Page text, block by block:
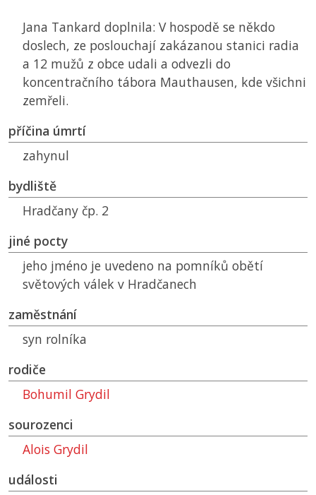
Jana Tankard doplnila: V hospodě se někdo
doslech, ze poslouchají zakázanou stanici radia
a 12 mužů z obce udali a odvezli do
koncentračního tábora Mauthausen, kde všichni
zemřeli.
příčina úmrtí
zahynul
bydliště
Hradčany čp. 2
jiné pocty
jeho jméno je uvedeno na pomníků obětí
světových válek v Hradčanech
zaměstnání
syn rolníka
rodiče
Bohumil Grydil
sourozenci
Alois Grydil
události